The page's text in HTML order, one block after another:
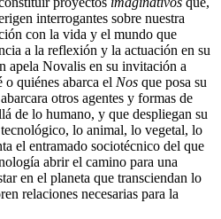
interrogantes sobre nuestra
con la vida y el mundo que
a la reflexión y la actuación en su
apela Novalis en su invitación a
quiénes abarca el Nos que posa su
otros agentes y formas de
de lo humano, y que despliegan su
lo animal, lo vegetal, lo
el entramado sociotécnico del que
abrir el camino para una
en el planeta que transciendan lo
relaciones necesarias para la